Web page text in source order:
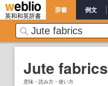
英和和英辞書
辞書 例文
Jute fabrics
意味・読み方・使い方